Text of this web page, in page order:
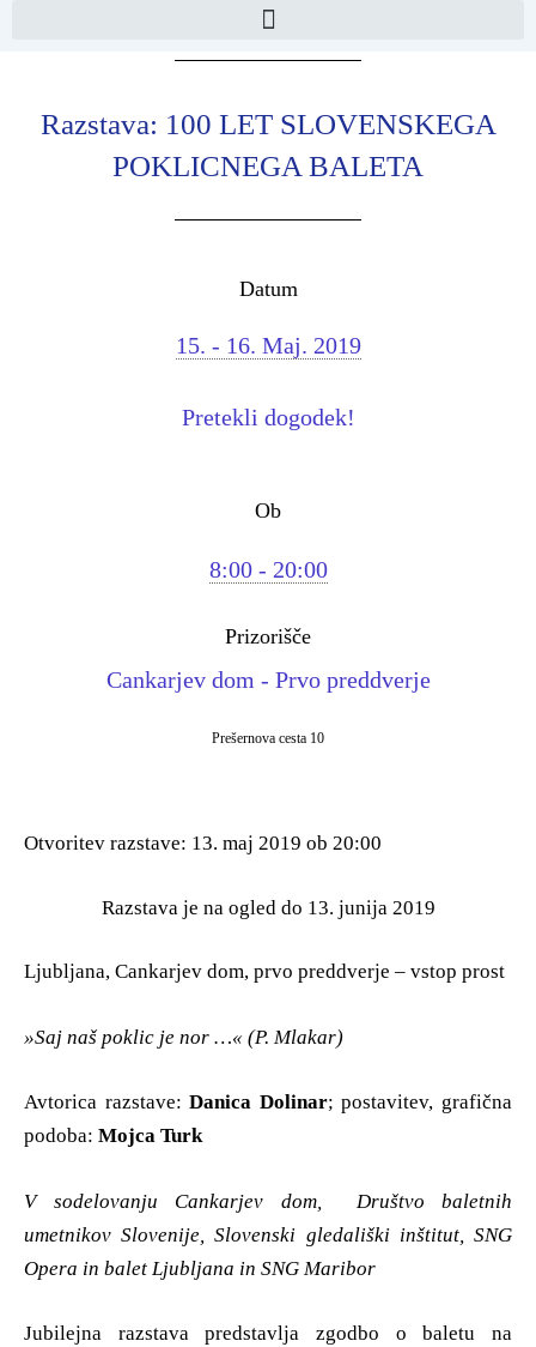
Razstava: 100 LET SLOVENSKEGA
POKLICNEGA BALETA
Datum
15. - 16. Maj. 2019
Pretekli dogodek!
Ob
8:00 - 20:00
Prizorišče
Cankarjev dom - Prvo preddverje
Prešernova cesta 10
Otvoritev razstave: 13. maj 2019 ob 20:00
Razstava je na ogled do 13. junija 2019
Ljubljana, Cankarjev dom, prvo preddverje – vstop prost
»Saj naš poklic je nor …« (P. Mlakar)
Avtorica razstave:Danica Dolinar; postavitev, grafična
podoba: Mojca Turk
V sodelovanju Cankarjev dom, Društvo baletnih
umetnikov Slovenije, Slovenski gledališki inštitut, SNG
Opera in balet Ljubljana in SNG Maribor
Jubilejna razstava predstavlja zgodbo o baletu na